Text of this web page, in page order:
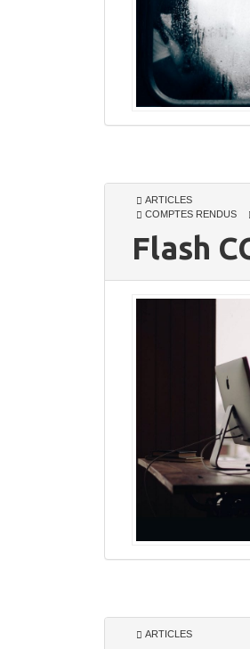
ARTICLES
COMPTES RENDUS
Flash
ARTICLES